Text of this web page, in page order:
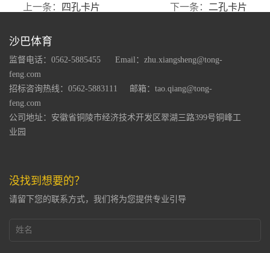
上一条： 四孔卡片 下一条： 二孔卡片
沙巴体育
监督电话：0562-5885455
Email：zhu.xiangsheng@tong-
feng.com
招标咨询热线：0562-5883111
邮箱：tao.qiang@tong-
feng.com
公司地址：安徽省铜陵市经济技术开发区翠湖三路399号铜峰工
业园
没找到想要的？
请留下您的联系方式，我们将为您提供专业引导